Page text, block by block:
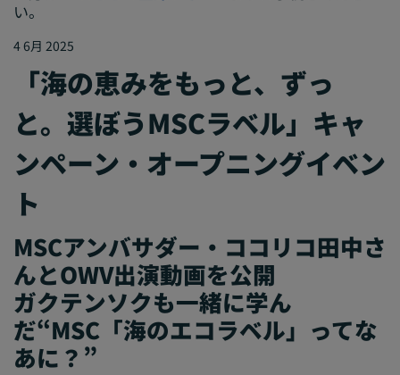
い。
4 6月 2025
「海の恵みをもっと、ずっ
と。選ぼうMSCラベル」キャ
ンペーン・オープニングイベン
ト
MSCアンバサダー・ココリコ田中さ
んとOWV出演動画を公開
ガクテンソクも一緒に学ん
だ“MSC「海のエコラベル」ってな
あに？”